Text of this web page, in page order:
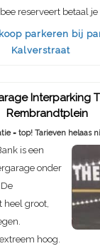
reserveert betaal
parkeren bij
Kalverstraat
Interparking
Rembrandtplein
= top! Tarieven helaas
is een
onder
heel groot,
hoog.